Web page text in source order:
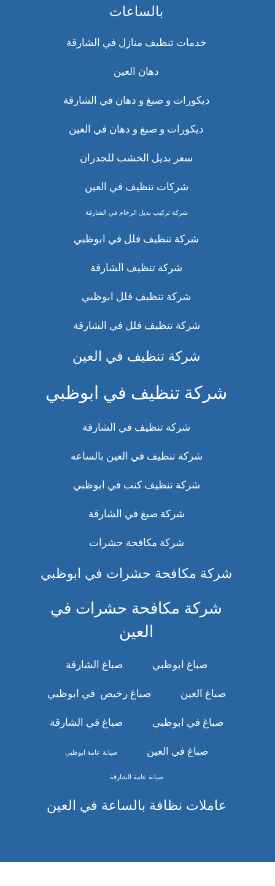
بالساعات
خدمات تنظيف منازل في الشارقة
دهان العين
ديكورات و صبغ و دهان في الشارقة
ديكورات و صبغ و دهان في العين
سعر بديل الخشب للجدران
شركات تنظيف في العين
شركة تركيب بديل الرخام في الشارقة
شركة تنظيف فلل في ابوظبي
شركة تنظيف الشارقة
شركة تنظيف فلل ابوظبي
شركة تنظيف فلل في الشارقة
شركة تنظيف في العين
شركة تنظيف في ابوظبي
شركة تنظيف في الشارقة
شركة تنظيف في العين بالساعه
شركة تنظيف كنب في ابوظبي
شركة صبغ في الشارقة
شركة مكافحة حشرات
شركة مكافحة حشرات في ابوظبي
شركة مكافحة حشرات في
العين
صباغ ابوظبي صباغ الشارقة
صباغ العين صباغ رخيص في ابوظبي
صباغ في ابوظبي صباغ في الشارقة
صباغ في العين صيانة عامة ابوظبي
صيانة عامة الشارقة
عاملات نظافة بالساعة في العين